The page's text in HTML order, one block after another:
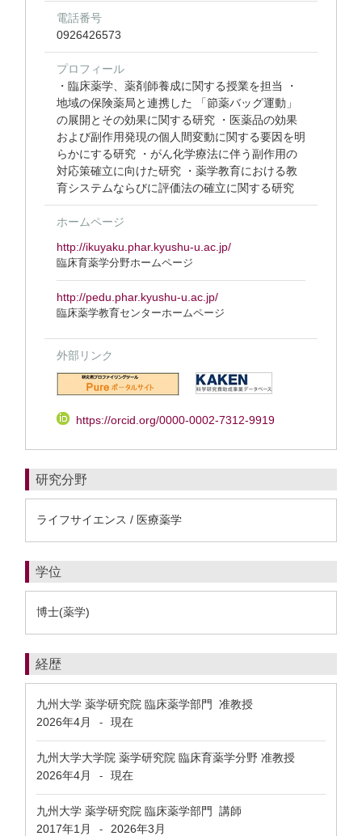
電話番号
0926426573
プロフィール
・臨床薬学、薬剤師養成に関する授業を担当 ・
地域の保険薬局と連携した 「節薬バッグ運動」
の展開とその効果に関する研究 ・医薬品の効果
および副作用発現の個人間変動に関する要因を明
らかにする研究 ・がん化学療法に伴う副作用の
対応策確立に向けた研究 ・薬学教育における教
育システムならびに評価法の確立に関する研究
ホームページ
http://ikuyaku.phar.kyushu-u.ac.jp/
臨床育薬学分野ホームページ
http://pedu.phar.kyushu-u.ac.jp/
臨床薬学教育センターホームページ
外部リンク
https://orcid.org/0000-0002-7312-9919
研究分野
ライフサイエンス / 医療薬学
学位
博士(薬学)
経歴
九州大学 薬学研究院 臨床薬学部門 准教授
2026年4月
- 現在
九州大学大学院 薬学研究院 臨床育薬学分野 准教授
2026年4月
- 現在
九州大学 薬学研究院 臨床薬学部門 講師
2017年1月
- 2026年3月